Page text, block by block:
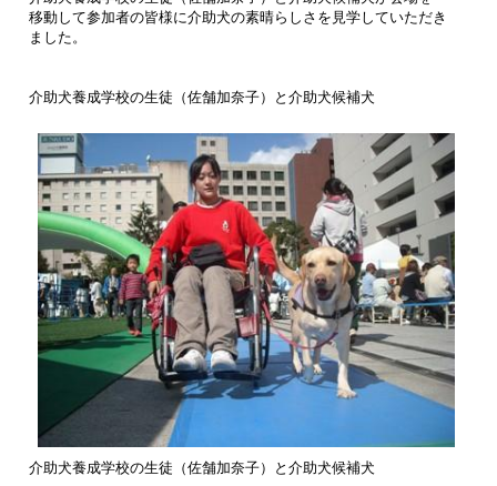
移動して参加者の皆様に介助犬の素晴らしさを見学していただき
ました。
介助犬養成学校の生徒（佐舗加奈子）と介助犬候補犬
介助犬養成学校の生徒（佐舗加奈子）と介助犬候補犬